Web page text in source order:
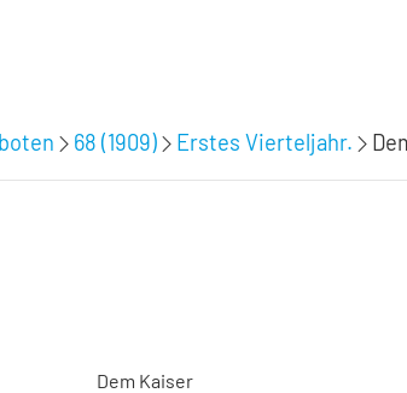
68 (1909) Erstes Vierteljahr.
Dem Kaiser